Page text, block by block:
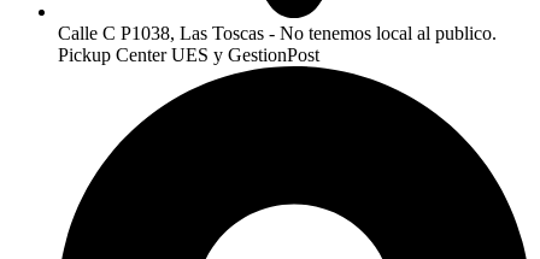
Calle C P1038, Las Toscas - No tenemos local al publico.
Pickup Center UES y GestionPost